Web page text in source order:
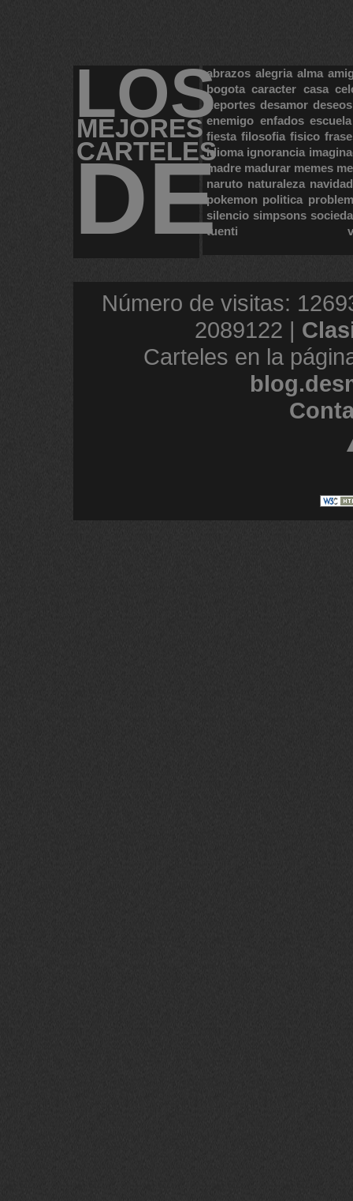
LOS
MEJORES
CARTELES
DE
abrazos alegria alma
bogota caracter casa
deportes desamor deseos
enemigo enfados escuela
fiesta filosofia fisico
idioma ignorancia
madre madurar memes
naruto naturaleza navidad
pokemon politica
silencio simpsons
tuenti
Número de visitas:
2089122 |
Carteles en la